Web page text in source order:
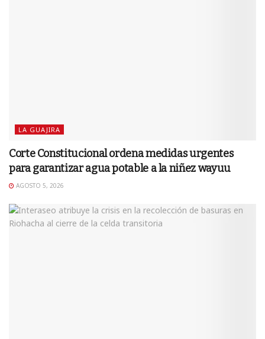
LA GUAJIRA
Corte Constitucional ordena medidas urgentes
para garantizar agua potable a la niñez wayuu
AGOSTO 5, 2026